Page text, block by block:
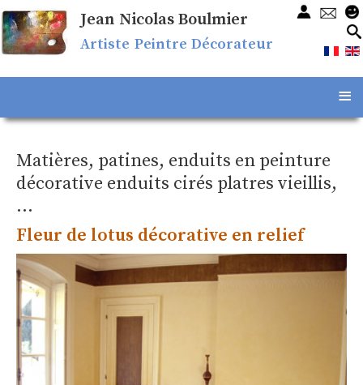
Jean Nicolas Boulmier
Artiste Peintre Décorateur
≡
Matières, patines, enduits en peinture
décorative enduits cirés platres vieillis,
...
Fleur de lotus décorative en relief